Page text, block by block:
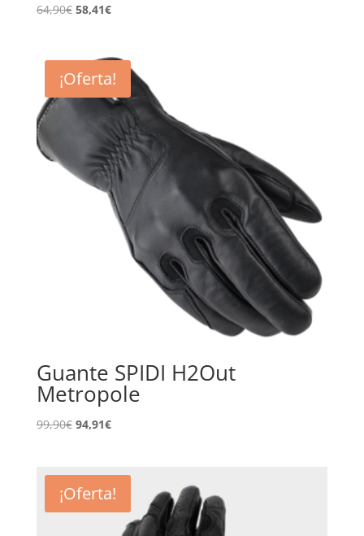
64,90€ El
era:
64,90€.
58,41€El
es:
58,41€.
¡Oferta!
Guante SPIDI H2Out
Metropole
99,90€ El
era:
99,90€.
94,91€El
es:
94,91€.
¡Oferta!